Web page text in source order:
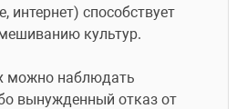
интернет) способствует
культур.
можно наблюдать
вынужденный отказ от